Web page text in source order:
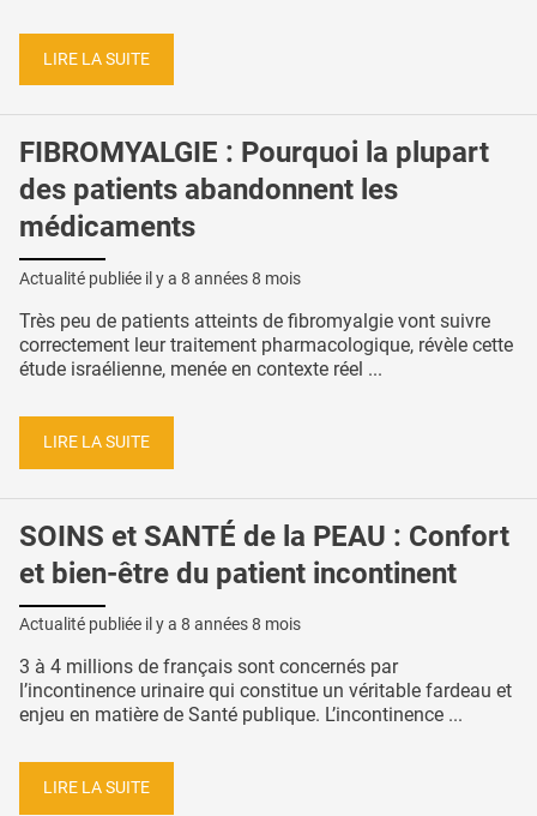
LIRE LA SUITE
FIBROMYALGIE : Pourquoi la plupart
des patients abandonnent les
médicaments
Actualité publiée il y a 8 années 8 mois
Très peu de patients atteints de fibromyalgie vont suivre
correctement leur traitement pharmacologique, révèle cette
étude israélienne, menée en contexte réel ...
LIRE LA SUITE
SOINS et SANTÉ de la PEAU : Confort
et bien-être du patient incontinent
Actualité publiée il y a 8 années 8 mois
3 à 4 millions de français sont concernés par
l’incontinence urinaire qui constitue un véritable fardeau et
enjeu en matière de Santé publique. L’incontinence ...
LIRE LA SUITE